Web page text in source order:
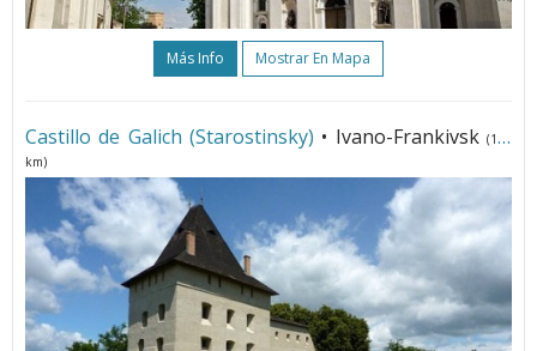
Más Info Mostrar En Mapa
Castillo de Galich (Starostinsky) • Ivano-Frankivsk(186
km)